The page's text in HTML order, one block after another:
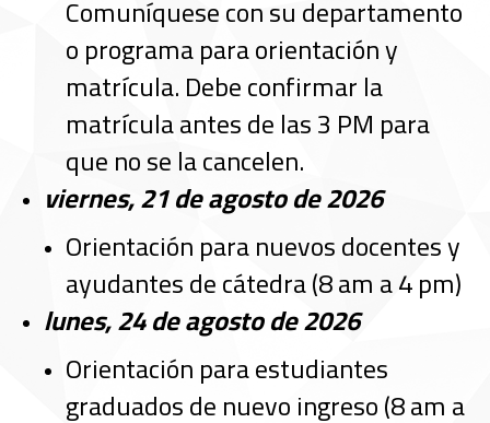
Comuníquese con su departamento
o programa para orientación y
matrícula. Debe confirmar la
matrícula antes de las 3 PM para
que no se la cancelen.
viernes, 21 de agosto de 2026
Orientación para nuevos docentes y
ayudantes de cátedra (8 am a 4 pm)
lunes, 24 de agosto de 2026
Orientación para estudiantes
graduados de nuevo ingreso (8 am a